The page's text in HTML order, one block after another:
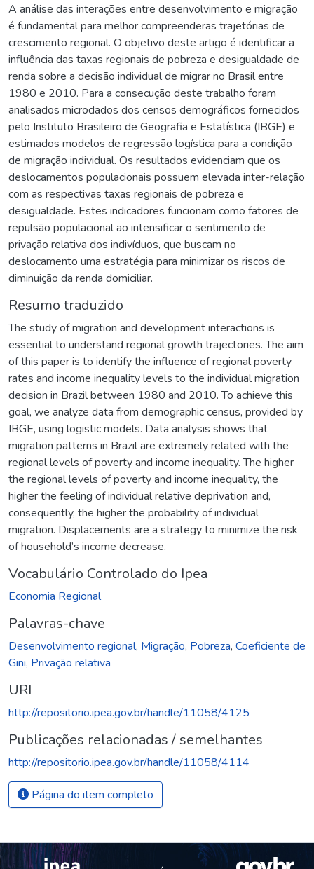
A análise das interações entre desenvolvimento e migração
é fundamental para melhor compreenderas trajetórias de
crescimento regional. O objetivo deste artigo é identificar a
influência das taxas regionais de pobreza e desigualdade de
renda sobre a decisão individual de migrar no Brasil entre
1980 e 2010. Para a consecução deste trabalho foram
analisados microdados dos censos demográficos fornecidos
pelo Instituto Brasileiro de Geografia e Estatística (IBGE) e
estimados modelos de regressão logística para a condição
de migração individual. Os resultados evidenciam que os
deslocamentos populacionais possuem elevada inter-relação
com as respectivas taxas regionais de pobreza e
desigualdade. Estes indicadores funcionam como fatores de
repulsão populacional ao intensificar o sentimento de
privação relativa dos indivíduos, que buscam no
deslocamento uma estratégia para minimizar os riscos de
diminuição da renda domiciliar.
Resumo traduzido
The study of migration and development interactions is
essential to understand regional growth trajectories. The aim
of this paper is to identify the influence of regional poverty
rates and income inequality levels to the individual migration
decision in Brazil between 1980 and 2010. To achieve this
goal, we analyze data from demographic census, provided by
IBGE, using logistic models. Data analysis shows that
migration patterns in Brazil are extremely related with the
regional levels of poverty and income inequality. The higher
the regional levels of poverty and income inequality, the
higher the feeling of individual relative deprivation and,
consequently, the higher the probability of individual
migration. Displacements are a strategy to minimize the risk
of household’s income decrease.
Vocabulário Controlado do Ipea
Economia Regional
Palavras-chave
Desenvolvimento regional, Migração, Pobreza, Coeficiente de
Gini, Privação relativa
URI
http://repositorio.ipea.gov.br/handle/11058/4125
Publicações relacionadas / semelhantes
http://repositorio.ipea.gov.br/handle/11058/4114
Página do item completo